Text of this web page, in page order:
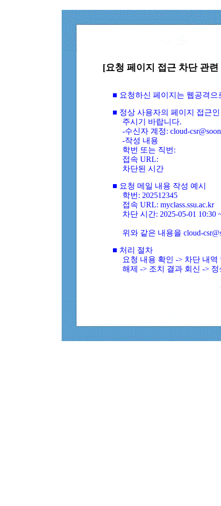
[요청 페이지 접근 차단 관
■ 요청하신 페이지는 웹공격
■ 정상 사용자의 페이지 접근
주시기 바랍니다.
-수신자 계정: cloud-
-작성 내용
학번 또는 직번:
접속 URL:
차단된 시간
■ 요청 메일 내용 작성 예시
학번: 202512345
접속 URL: myclass.ssu.ac.kr
차단 시간: 2025-05-01 10:30
위와 같은 내용을 cloud-
■ 처리 절차
요청 내용 확인 -> 차단 내
해제 -> 조치 결과 회신 ->